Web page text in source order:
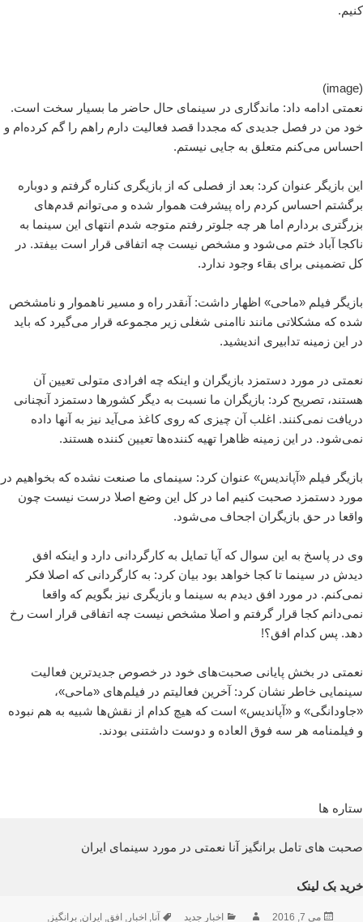
کنیم.
(image)
نعمتی ادامه داد: ماندگاری در سینمای حال حاضر ما بسیار سخت است.
خود من در فصل جدیدی که مجددا قصد فعالیت دارم راهم را گم کرده‌ام و
احساس می‌کنم متعلق به جایی نیستم.
این بازیگر عنوان کرد: بعد از فصلی که از بازیگری کناره گرفتم و دوباره
برگشتم احساس کردم راه پیشرفت هموار شده و می‌توانم قدم‌های
بزرگتری بردارم اما هر چه جلوتر رفتم متوجه شدم انتهای این سینما به
ناکجا آباد ختم می‌شود و مشخص نیست چه اتفاقی قرار است بیفتد. در
کل تضمینی برای بقاء وجود ندارد.
بازیگر فیلم «ماحی» اظهار داشت: آنقدر راه و مسیر ناهموار و نامشخص
شده که مشکلاتی مانند ناامنی شغلی زیر مجموعه قرار می‌گیرد که باید
در این زمینه تدابیری اندیشید.
نعمتی در مورد دستمزد بازیگران و اینکه چه افرادی متولی تعیین آن
هستند، تصریح کرد: بازیگران ما نسبت به دیگر کشورها دستمزد آنچنانی
دریافت نمی‌کنند. اغلب آن چیزی که روی کاغذ می‌آید نیز به آنها داده
نمی‌شود. در این زمینه ظاهرا تهیه کننده‌ها تعیین کننده هستند.
بازیگر فیلم «آپاندیس» عنوان کرد: سینمای ما صنعت نشده که بخواهیم در
مورد دستمزد صحبت کنیم اما در کل این وضع اصلا درست نیست چون
واقعا در حق بازیگران اجحاف می‌شود.
وی در پاسخ به این سوال که آیا تمایل به کارگردانی دارد و اینکه افق
دیدش در سینما تا کجا خواهد بود بیان کرد: به کارگردانی که اصلا فکر
نمی‌کنم. در مورد افق دیدم به سینما و بازیگری نیز بگویم که واقعا
نمی‌دانم کجا قرار گرفتم و اصلا مشخص نیست چه اتفاقی قرار است رخ
دهد. پس کدام افق؟!
نعمتی در بخش پایانی صحبت‌های خود در خصوص جدیدترین فعالیت
سینمایی خاطر نشان کرد: آخرین فعالیتم در فیلم‌های «ماحی»،
«جاودانگی» و «آپاندیس» است که هیچ کدام از نقش‌ها شبیه به هم نبوده
و فیلمنامه هر سه فوق العاده و دوست داشتنی بودند.
ستاره ها
صحبت های تامل برانگیز آنا نعمتی در مورد سینمای ایران
خرید بک لینک
ارسال
می 7, 2016 نویسندهدسته‌ها
اخبار جدید برچسب‌ها
آنا, اخبار, افق, ایران,برانگیز,